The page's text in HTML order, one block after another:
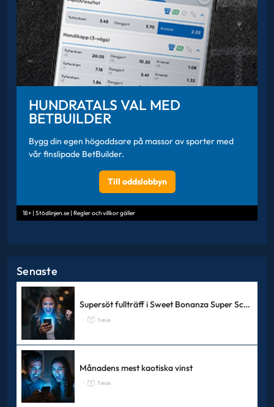
HUNDRATALS VAL MED
BETBUILDER
Bygg din egen högoddsare på massor av sporter med
vår finslipade BetBuilder.
Till oddslobbyn
18+ | Stödlinjen.se | Regler och villkor gäller
Senaste
Supersöt fullträff i Sweet Bonanza Super Scatter
- 1 min
Månadens mest kaotiska vinst
- 1 min